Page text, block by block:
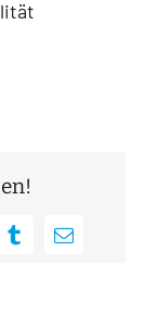
TumblrE-